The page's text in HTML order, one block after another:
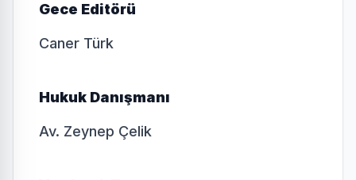
Gece Editörü
Caner Türk
Hukuk Danışmanı
Av. Zeynep Çelik